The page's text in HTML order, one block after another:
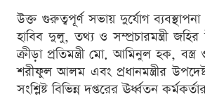
উক্ত গুরুত্বপূর্ণ সভায় দুর্যোগ ব্যবস্থাপনা
হাবিব দুলু, তথ্য ও সম্প্রচারমন্ত্রী
ক্রীড়া প্রতিমন্ত্রী মো. আমিনুল হক, বস্ত্র
শরীফুল আলম এবং প্রধানমন্ত্রীর
সংশ্লিষ্ট বিভিন্ন দপ্তরের ঊর্ধ্বতন